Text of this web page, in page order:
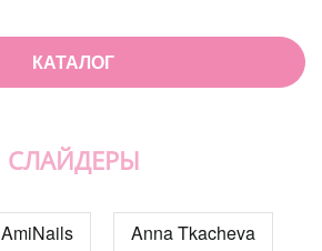
КАТАЛОГ
СЛАЙДЕРЫ
AmiNails Anna Tkacheva